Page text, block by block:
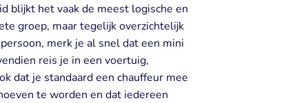
blijkt het vaak de meest logische en
groep, maar tegelijk overzichtelijk
merk je al snel dat een mini
reis je in een voertuig,
dat je standaard een chauffeur mee
te worden en dat iedereen